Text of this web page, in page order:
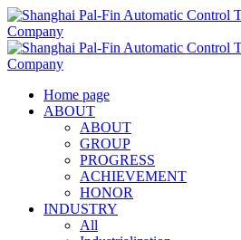
Home page
ABOUT
ABOUT
GROUP
PROGRESS
ACHIEVEMENT
HONOR
INDUSTRY
All